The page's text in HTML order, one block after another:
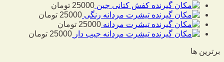
کفش کتانی جین 25000 تومان
تیشرت مردانه رنگی 25000 تومان
تیشرت مردانه 25000 تومان
تیشرت مردانه جیب دار 25000 تومان
برترین ها